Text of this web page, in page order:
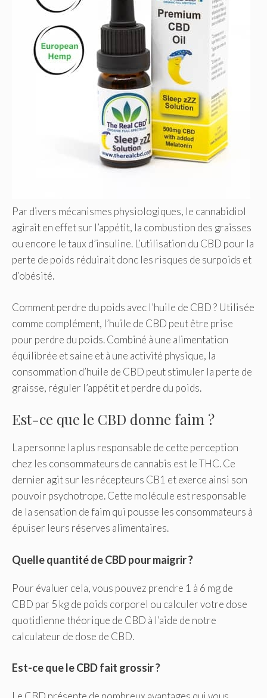
Par divers mécanismes physiologiques, le cannabidiol
agirait en effet sur l’appétit, la combustion des graisses
ou encore le taux d’insuline. L’utilisation du CBD pour la
perte de poids réduirait donc les risques de surpoids et
d’obésité.
Comment perdre du poids avec l’huile de CBD ? Utilisée
comme complément, l’huile de CBD peut être prise
pour perdre du poids. Combiné à une alimentation
équilibrée et saine et à une activité physique, la
consommation d’huile de CBD peut stimuler la perte de
graisse, réguler l’appétit et perdre du poids.
Est-ce que le CBD donne faim ?
La personne la plus responsable de cette perception
chez les consommateurs de cannabis est le THC. Ce
dernier agit sur les récepteurs CB1 et exerce ainsi son
pouvoir psychotrope. Cette molécule est responsable
de la sensation de faim qui pousse les consommateurs à
épuiser leurs réserves alimentaires.
Quelle quantité de CBD pour maigrir ?
Pour évaluer cela, vous pouvez prendre 1 à 6 mg de
CBD par 5 kg de poids corporel ou calculer votre dose
quotidienne théorique de CBD à l’aide de notre
calculateur de dose de CBD.
Est-ce que le CBD fait grossir ?